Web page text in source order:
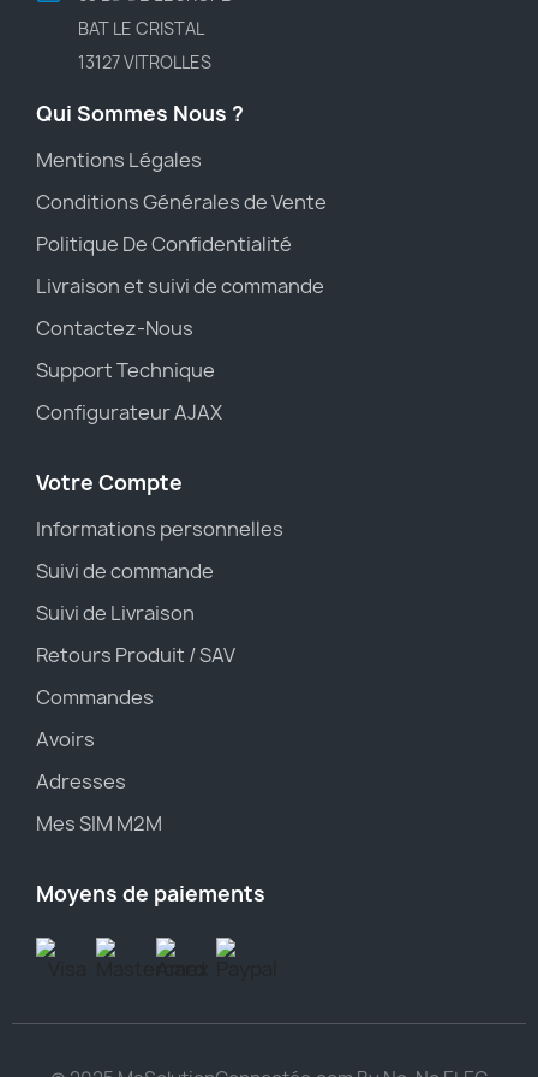
BAT LE CRISTAL
13127 VITROLLES
Qui Sommes Nous ?
Mentions Légales
Conditions Générales de Vente
Politique De Confidentialité
Livraison et suivi de commande
Contactez-Nous
Support Technique
Configurateur AJAX
Votre Compte
Informations personnelles
Suivi de commande
Suivi de Livraison
Retours Produit / SAV
Commandes
Avoirs
Adresses
Mes SIM M2M
Moyens de paiements